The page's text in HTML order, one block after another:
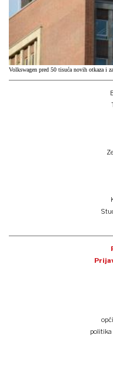
Volkswagen pred 50 tisuća novih otkaza i
politika